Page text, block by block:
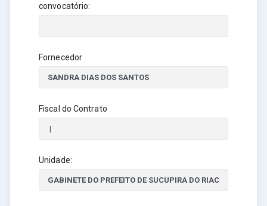
convocatório:
Fornecedor
Fiscal do Contrato
Unidade: